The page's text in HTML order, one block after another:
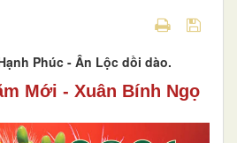
Phúc - Ân Lộc dồi dào.
Mới - Xuân Bính Ngọ